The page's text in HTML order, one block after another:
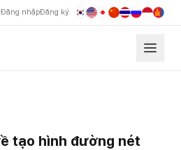
Đăng nhậpĐăng ký
tạo hình đường nét